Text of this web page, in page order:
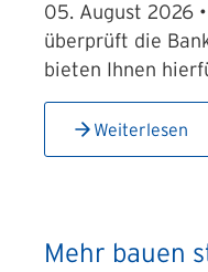
05. August 2026
überprüft die
bieten Ihnen
Weiterlesen
Mehr bauen